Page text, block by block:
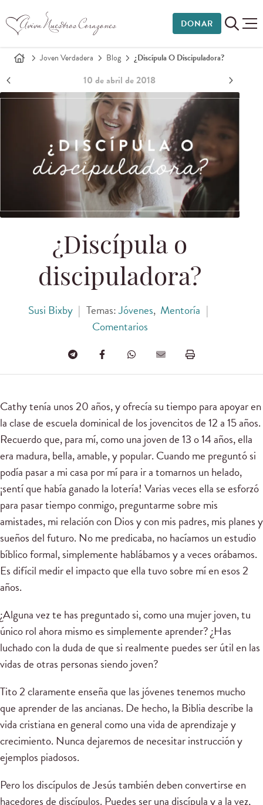
DONAR
Joven Verdadera Blog ¿Discípula O Discipuladora?
10 de abril de 2018
¿Discípula o
discipuladora?
Susi Bixby | Temas:Jóvenes, Mentoría |
Comentarios
Cathy tenía unos 20 años, y ofrecía su tiempo para apoyar en
la clase de escuela dominical de los jovencitos de 12 a 15 años.
Recuerdo que, para mí, como una joven de 13 o 14 años, ella
era madura, bella, amable, y popular. Cuando me preguntó si
podía pasar a mi casa por mí para ir a tomarnos un helado,
¡sentí que había ganado la lotería! Varias veces ella se esforzó
para pasar tiempo conmigo, preguntarme sobre mis
amistades, mi relación con Dios y con mis padres, mis planes y
sueños del futuro. No me predicaba, no hacíamos un estudio
bíblico formal, simplemente hablábamos y a veces orábamos.
Es difícil medir el impacto que ella tuvo sobre mí en esos 2
años.
¿Alguna vez te has preguntado si, como una mujer joven, tu
único rol ahora mismo es simplemente aprender? ¿Has
luchado con la duda de que si realmente puedes ser útil en las
vidas de otras personas siendo joven?
Tito 2 claramente enseña que las jóvenes tenemos mucho
que aprender de las ancianas. De hecho, la Biblia describe la
vida cristiana en general como una vida de aprendizaje y
crecimiento. Nunca dejaremos de necesitar instrucción y
ejemplos piadosos.
Pero los discípulos de Jesús también deben convertirse en
hacedores de discípulos. Puedes ser una discípula y a la vez,